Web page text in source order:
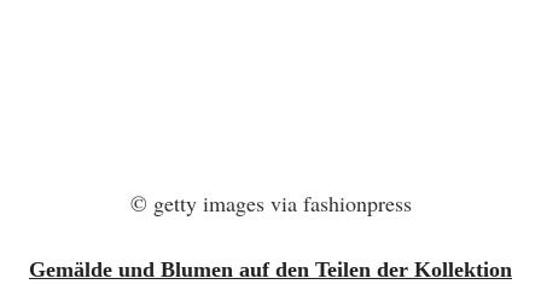
© getty images via fashionpress
Gemälde und Blumen auf den Teilen der Kollektion